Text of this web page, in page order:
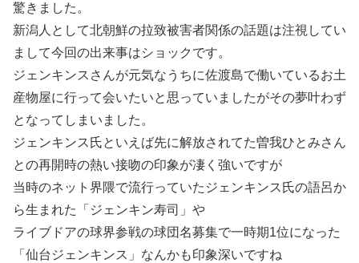
驚きました。
新潟人として北朝鮮の拉致被害者関係の話題は注視してい
まして今回の出来事はショックです。
ジェンキンスさんが元気なうちに佐渡島で働いているお土
産物屋に行って会いたいと思っていましたがその夢叶わず
となってしまいました。
ジェンキンス氏といえば先に解放されてた曽我ひとみさん
との再開時の熱い接吻の印象が凄く強いですが
当時のネット界隈で流行っていたジェンキンス氏の語呂か
ら生まれた「ジェンキン寿司」や
ライブドアの球界参戦の球団名募集で一時期1位になった
「仙台ジェンキンス」なんかも印象深いですね